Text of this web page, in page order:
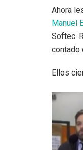
Ahora
Manuel
Softec.
contado
Ellos